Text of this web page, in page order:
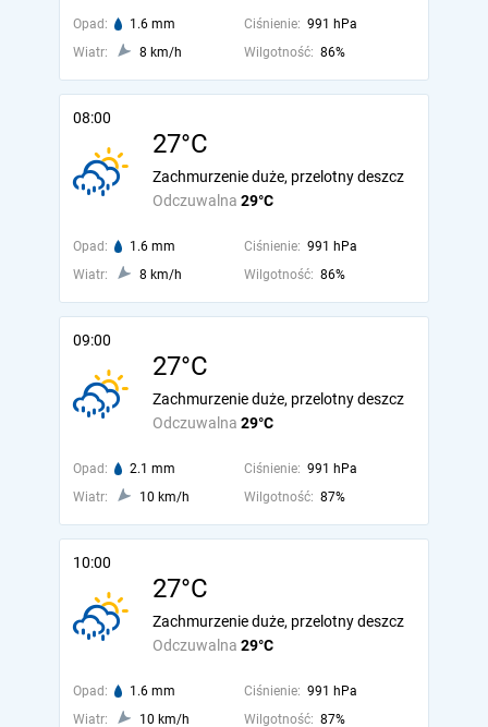
Opad: 1.6 mm Ciśnienie: 991 hPa
Wiatr:
8 km/h Wilgotność: 86%
08:00
27°C
Odczuwalna 29°C
Zachmurzenie duże, przelotny deszcz
Opad: 1.6 mm Ciśnienie: 991 hPa
Wiatr:
8 km/h Wilgotność: 86%
09:00
27°C
Odczuwalna 29°C
Zachmurzenie duże, przelotny deszcz
Opad: 2.1 mm Ciśnienie: 991 hPa
Wiatr:
10 km/h Wilgotność: 87%
10:00
27°C
Odczuwalna 29°C
Zachmurzenie duże, przelotny deszcz
Opad: 1.6 mm Ciśnienie: 991 hPa
Wiatr:
10 km/h Wilgotność: 87%